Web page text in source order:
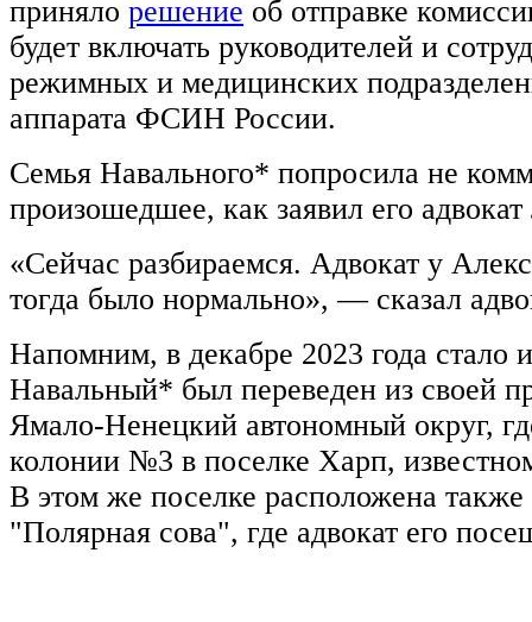
приняло решение об отправке
будет включать руководителей и
режимных и медицинских
аппарата ФСИН России.
Семья Навального* попросила не
произошедшее, как заявил его
«Сейчас разбираемся. Адвокат у
тогда было нормально», — сказал
Напомним, в декабре 2023 года стало
Навальный* был переведен из своей
Ямало-Ненецкий автономный округ,
колонии №3 в поселке Харп,
В этом же поселке расположена
"Полярная сова", где адвокат его